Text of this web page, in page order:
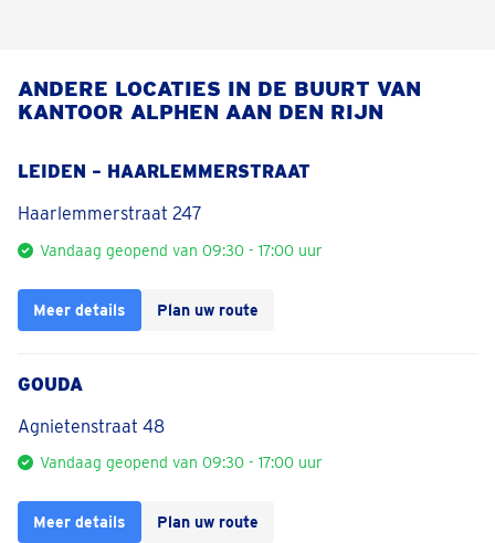
ANDERE LOCATIES IN DE BUURT VAN
KANTOOR ALPHEN AAN DEN RIJN
LEIDEN – HAARLEMMERSTRAAT
Haarlemmerstraat 247
Vandaag geopend van 09:30 - 17:00 uur
Meer details Plan uw route
GOUDA
Agnietenstraat 48
Vandaag geopend van 09:30 - 17:00 uur
Meer details Plan uw route